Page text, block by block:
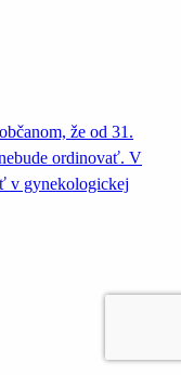
že od 31.
ordinovať. V
v gynekologickej